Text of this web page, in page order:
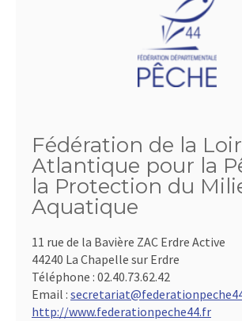
Fédération de la
Atlantique pour la
la Protection du
Aquatique
11 rue de la Bavière ZAC Erdre Active
44240 La Chapelle sur Erdre
Téléphone : 02.40.73.62.42
Email :
http://www.federationpeche44.fr